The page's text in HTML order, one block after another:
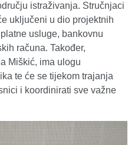
istraživanja. Stručnjaci
uključeni u dio projektnih
usluge, bankovnu
računa. Također,
Miškić, ima ulogu
te će se tijekom trajanja
i koordinirati sve važne